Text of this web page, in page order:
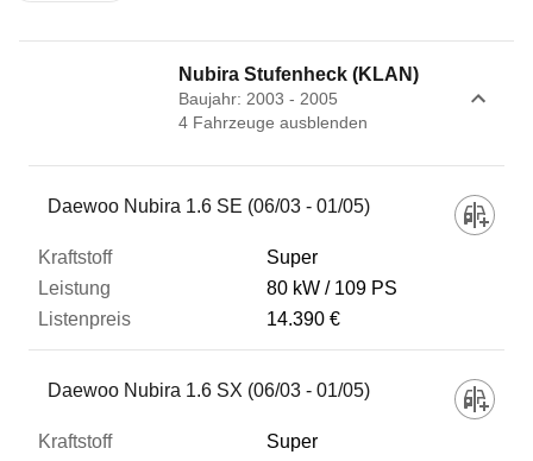
Nubira Stufenheck (KLAN)
Baujahr: 2003 - 2005
4 Fahrzeuge ausblenden
Fahrzeug
Kraftstoff
Leistung
Listenpreis
Daewoo Nubira 1.6 SE (06/03 - 01/05)
Super
80 kW
109 PS
14.390 €
Daewoo Nubira 1.6 SX (06/03 - 01/05)
Super